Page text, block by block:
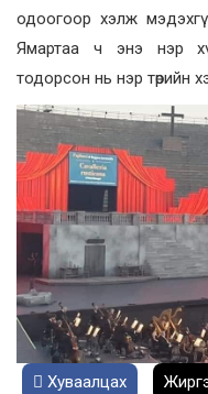
одоогоор хэлж
Ямартаа ч энэ нэр
тодорсон нь нэр төрийн
Хуваалцах